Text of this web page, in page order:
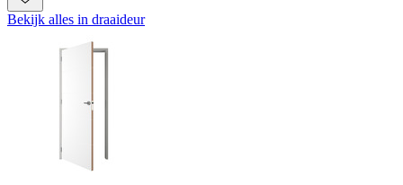
Bekijk alles in draaideur